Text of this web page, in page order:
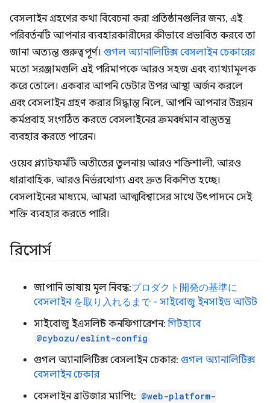
বেসলাইন গ্রহণের কথা বিবেচনা করা প্রতিষ্ঠানগুলির জন্য, এই
পরিবর্তনটি আপনার ব্যবহারকারীদের কীভাবে প্রভাবিত করবে তা
জানা অত্যন্ত গুরুত্বপূর্ণ। গুগল অ্যানালিটিক্স বেসলাইন চেকারের
মতো সরঞ্জামগুলি এই পরিমাপকে আরও সহজ এবং ব্যাখ্যামূলক
করে তোলে। একবার আপনি ডেটার উপর আস্থা অর্জন করলে
এবং বেসলাইন গ্রহণ করার সিদ্ধান্ত নিলে, আপনি আপনার উন্নয়ন
কর্মপ্রবাহ সংগঠিত করতে বেসলাইনের ক্রমবর্ধমান বাস্তুতন্ত্র
ব্যবহার করতে পারেন।
ওয়েব প্ল্যাটফর্মটি অতীতের তুলনায় আরও শক্তিশালী, আরও
ধারাবাহিক, আরও নির্ভরযোগ্য এবং দ্রুত বিকশিত হচ্ছে।
বেসলাইনের মাধ্যমে, আমরা আত্মবিশ্বাসের সাথে উৎপাদনে সেই
শক্তি ব্যবহার করতে পারি।
রিসোর্স
জাপানি ভাষায় মূল নিবন্ধ:プロダクト開発の基準に
বেসলাইন を取り入れるまで - সাইবোজু ইনসাইড আউট
সাইবোজু ইএসলিন্ট কনফিগারেশন:গিটহাবে
@cybozu/eslint-config
গুগল অ্যানালিটিক্স বেসলাইন চেকার: গুগল অ্যানালিটিক্স
বেসলাইন চেকার
বেসলাইন ব্রাউজার ম্যাপিং: @web-platform-